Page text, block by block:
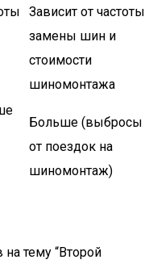
Зависит от частоты
замены шин и
стоимости
шиномонтажа
Больше (выбросы
от поездок на
шиномонтаж)
тему “Второй